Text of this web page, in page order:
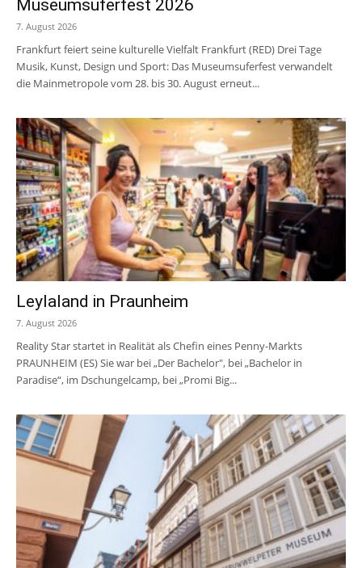
Museumsuferfest 2026
7. August 2026
Frankfurt feiert seine kulturelle Vielfalt Frankfurt (RED) Drei Tage
Musik, Kunst, Design und Sport: Das Museumsuferfest verwandelt
die Mainmetropole vom 28. bis 30. August erneut...
Leylaland in Praunheim
7. August 2026
Reality Star startet in Realität als Chefin eines Penny-Markts
PRAUNHEIM (ES) Sie war bei „Der Bachelor", bei „Bachelor in
Paradise“, im Dschungelcamp, bei „Promi Big...